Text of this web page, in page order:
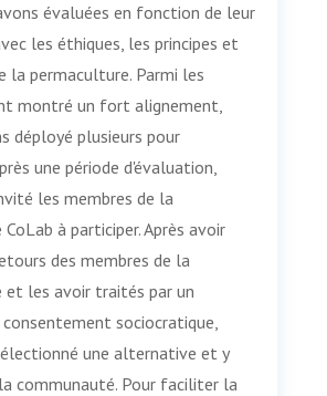
évaluées en fonction de leur
les éthiques, les principes et
la permaculture. Parmi les
montré un fort alignement,
déployé plusieurs pour
une période d'évaluation,
les membres de la
à participer. Après avoir
des membres de la
et les avoir traités par un
consentement sociocratique,
une alternative et y
communauté. Pour faciliter la